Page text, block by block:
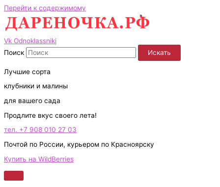
Перейти к содержимому
Vk Odnoklassniki
Поиск
Искать
Лучшие сорта
клубники и малины
для вашего сада
Продлите вкус своего лета!
тел. +7 908 010 27 03
Почтой по России, курьером по Красноярску
Купить на WildBerries